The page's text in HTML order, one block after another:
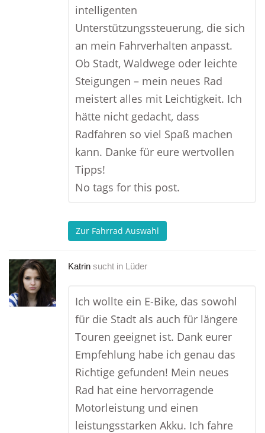
intelligenten
Unterstützungssteuerung, die sich
an mein Fahrverhalten anpasst.
Ob Stadt, Waldwege oder leichte
Steigungen – mein neues Rad
meistert alles mit Leichtigkeit. Ich
hätte nicht gedacht, dass
Radfahren so viel Spaß machen
kann. Danke für eure wertvollen
Tipps!
No tags for this post.
Zur Fahrrad Auswahl
Katrin sucht in Lüder
Ich wollte ein E-Bike, das sowohl
für die Stadt als auch für längere
Touren geeignet ist. Dank eurer
Empfehlung habe ich genau das
Richtige gefunden! Mein neues
Rad hat eine hervorragende
Motorleistung und einen
leistungsstarken Akku. Ich fahre